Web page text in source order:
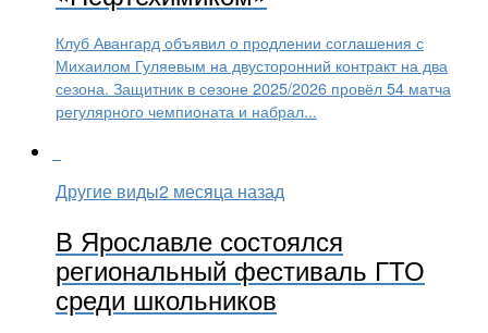
Клуб Авангард объявил о продлении соглашения с
Михаилом Гуляевым на двусторонний контракт на два
сезона. Защитник в сезоне 2025/2026 провёл 54 матча
регулярного чемпионата и набрал...
Другие виды2 месяца назад
В Ярославле состоялся
региональный фестиваль ГТО
среди школьников